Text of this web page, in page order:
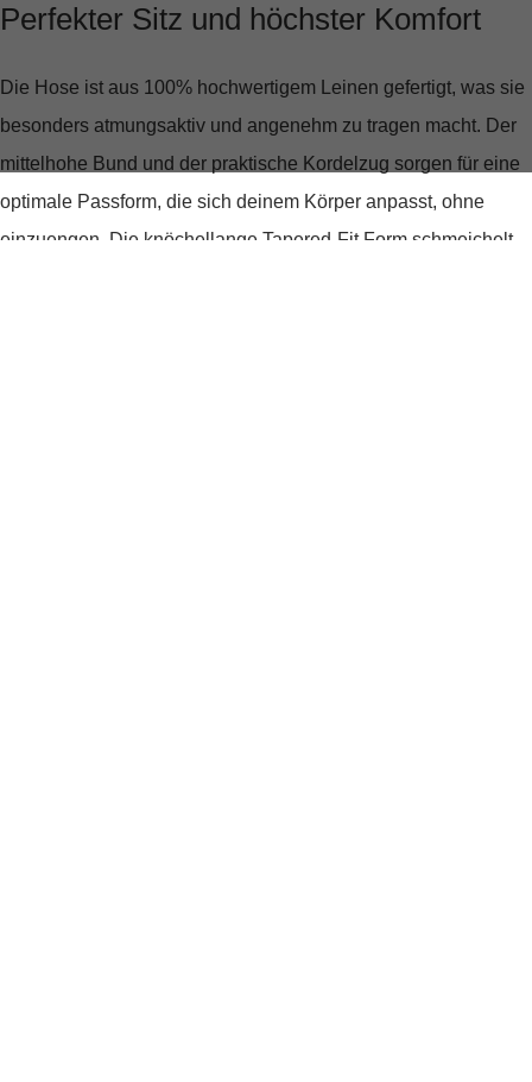
Perfekter Sitz und höchster Komfort
Die Hose ist aus 100% hochwertigem Leinen gefertigt, was sie
besonders atmungsaktiv und angenehm zu tragen macht. Der
mittelhohe Bund und der praktische Kordelzug sorgen für eine
optimale Passform, die sich deinem Körper anpasst, ohne
einzuengen. Die knöchellange Tapered-Fit Form schmeichelt